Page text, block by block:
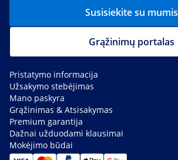
Susisiekite su mumis
Grąžinimų portalas
Pristatymo informacija
Užsakymo stebėjimas
Mano paskyra
Grąžinimas & Atsisakymas
Premium garantija
Dažnai užduodami klausimai
Mokėjimo būdai